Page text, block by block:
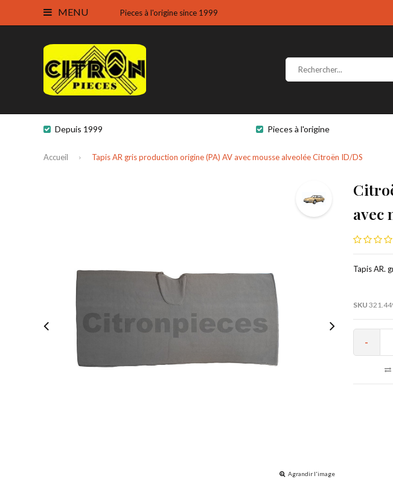
MENU Pieces à l'origine since 1999
Depuis 1999 Pieces à l'origine
Accueil Tapis AR gris production origine (PA) AV avec mousse alveolée Citroën ID/DS
Agrandir l'image
avec
Tapis AR.
SKU
-